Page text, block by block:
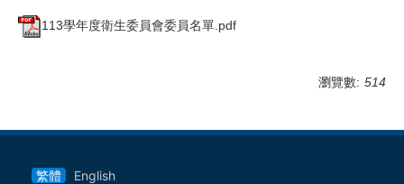
113學年度衛生委員會委員名單.pdf
瀏覽數: 514
繁體 English